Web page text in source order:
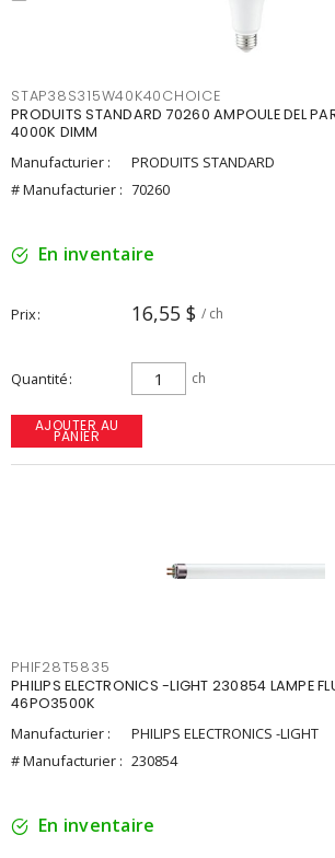
STAP38S315W40K40CHOICE
PRODUITS STANDARD 70260 AMPOULE DEL
4000K DIMM
Manufacturier :
PRODUITS STANDARD
# Manufacturier : 70260
En inventaire
Prix 16,55 $ / ch
Quantité ch
AJOUTER AU
PANIER
PHIF28T5835
PHILIPS ELECTRONICS -LIGHT 230854 LAMPE
46PO3500K
Manufacturier :
PHILIPS ELECTRONICS -LIGHT
# Manufacturier : 230854
En inventaire